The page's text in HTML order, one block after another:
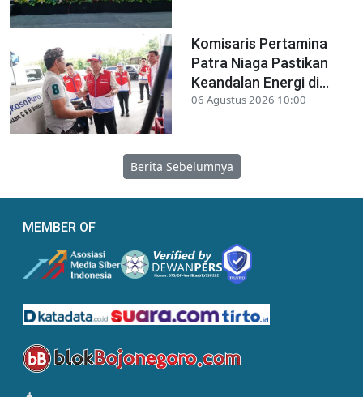
Komisaris Pertamina
Patra Niaga Pastikan
Keandalan Energi di...
06 Agustus 2026 10:00
Berita Sebelumnya
MEMBER OF